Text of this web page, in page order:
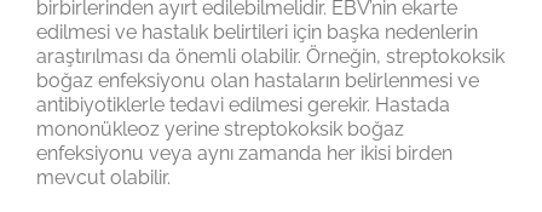
birbirlerinden ayırt edilebilmelidir. EBV’nin ekarte
edilmesi ve hastalık belirtileri için başka nedenlerin
araştırılması da önemli olabilir. Örneğin, streptokoksik
boğaz enfeksiyonu olan hastaların belirlenmesi ve
antibiyotiklerle tedavi edilmesi gerekir. Hastada
mononükleoz yerine streptokoksik boğaz
enfeksiyonu veya aynı zamanda her ikisi birden
mevcut olabilir.